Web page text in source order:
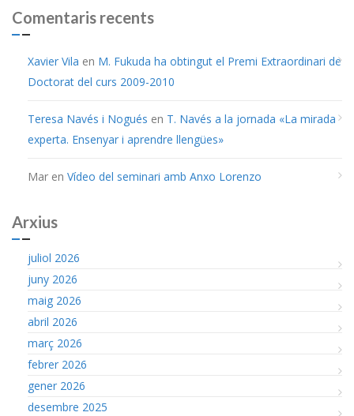
Comentaris recents
Xavier Vila en M. Fukuda ha obtingut el Premi Extraordinari de
Doctorat del curs 2009-2010
Teresa Navés i Nogués en T. Navés a la jornada «La mirada
experta. Ensenyar i aprendre llengües»
Mar en Vídeo del seminari amb Anxo Lorenzo
Arxius
juliol 2026
juny 2026
maig 2026
abril 2026
març 2026
febrer 2026
gener 2026
desembre 2025